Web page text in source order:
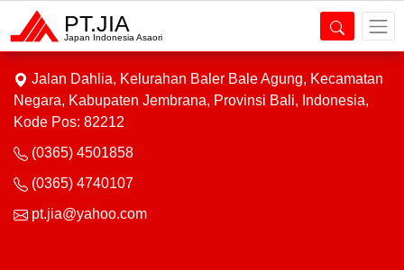
PT.JIA
Japan Indonesia Asaori
Alamat Kami
Jalan Dahlia, Kelurahan Baler Bale Agung, Kecamatan
Negara, Kabupaten Jembrana, Provinsi Bali, Indonesia,
Kode Pos: 82212
(0365) 4501858
(0365) 4740107
pt.jia@yahoo.com